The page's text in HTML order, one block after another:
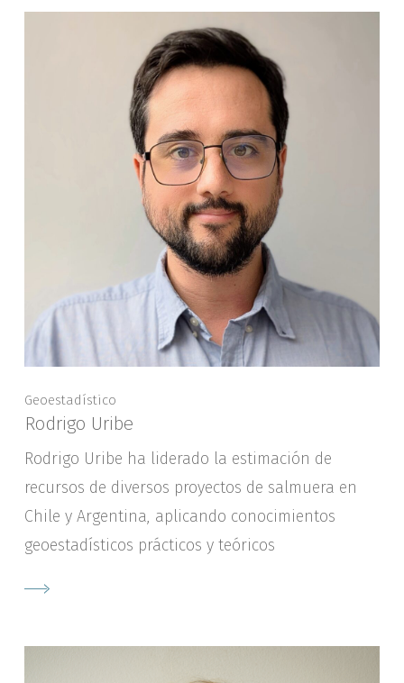
Geoestadístico
Rodrigo Uribe
Rodrigo Uribe ha liderado la estimación de
recursos de diversos proyectos de salmuera en
Chile y Argentina, aplicando conocimientos
geoestadísticos prácticos y teóricos